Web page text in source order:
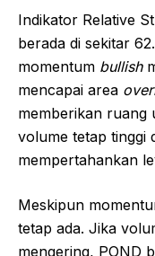
Indikator Relative
berada di sekitar
momentum bullish
mencapai area
memberikan ruang
volume tetap tinggi
mempertahankan
Meskipun
tetap ada. Jika
mengering, POND